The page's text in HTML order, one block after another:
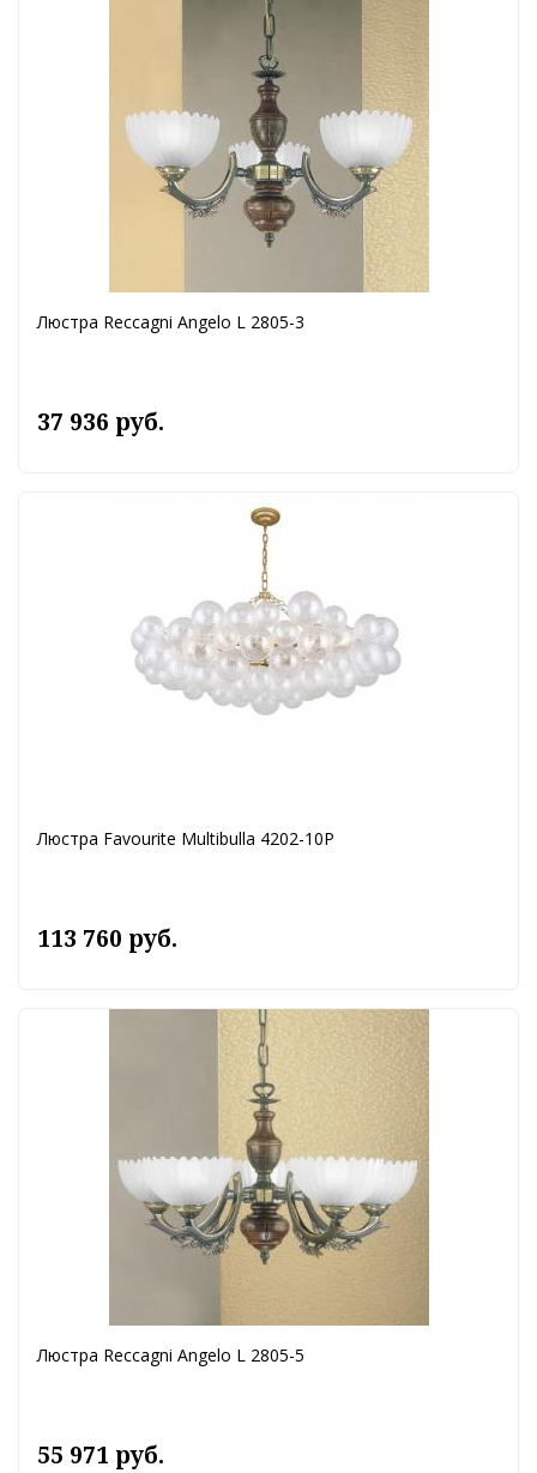
Люстра Reccagni Angelo L 2805-3
37 936 руб.
Люстра Favourite Multibulla 4202-10P
113 760 руб.
Люстра Reccagni Angelo L 2805-5
55 971 руб.